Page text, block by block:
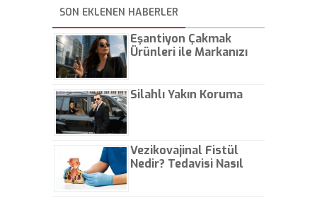
ile beraber iPhone 4 hariç tüm
iPhone ve iPad kullanıcılarına
iOS 8 güncellemesi de
sunulacak. Ancak bu
güncellemeyi ilk günden
SON EKLENEN HABERLER
Eşantiyon Çakmak
Ürünleri ile Markanızı
Silahlı Yakın Koruma
Vezikovajinal Fistül
Nedir? Tedavisi Nasıl